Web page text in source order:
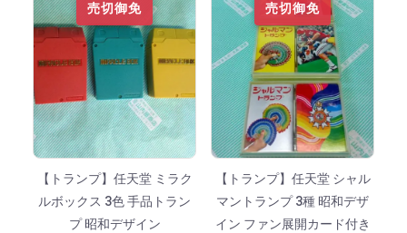
売切御免
【トランプ】任天堂 ミラク
ルボックス 3色 手品トラン
プ 昭和デザイン
売切御免
【トランプ】任天堂 シャル
マントランプ 3種 昭和デザ
イン ファン展開カード付き